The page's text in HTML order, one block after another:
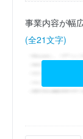
事業内容が幅
(全21文字)